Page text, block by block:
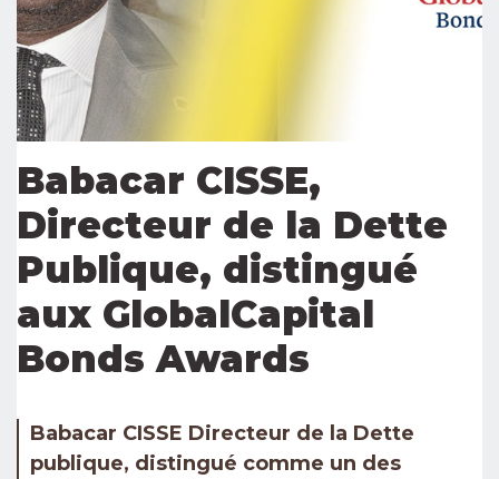
Babacar CISSE,
Directeur de la Dette
Publique, distingué
aux GlobalCapital
Bonds Awards
Babacar CISSE Directeur de la Dette
publique, distingué comme un des